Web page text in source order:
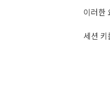
이러한
세션 키